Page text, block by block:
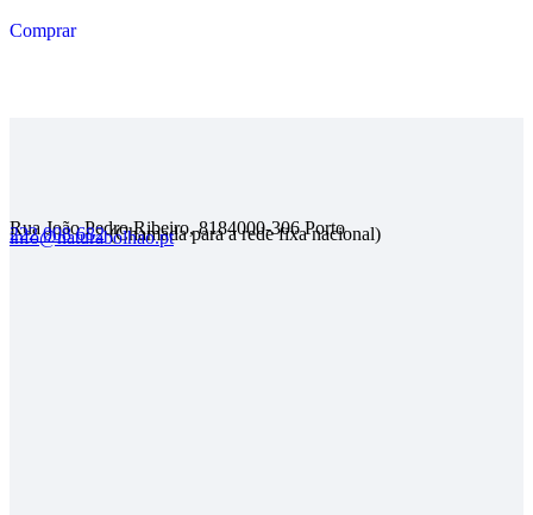
Comprar
Rua João Pedro Ribeiro, 8184000-306 Porto
222 008 682(Chamada para a rede fixa nacional)
info@naturabolhao.pt